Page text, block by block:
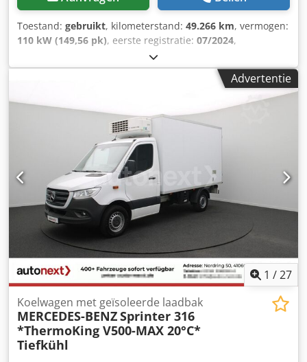
Toestand: gebruikt, kilometerstand: 49.266 km, vermogen:
110 kW (149,56 pk), eerste registratie: 07/2024,
, asconfiguratie:
mm, brandstof:diesel, soort overbrenging:mechanisch,
Euro 6 , aantal
, totale breedte:
, totale hoogte:2.400 mm, laadruimte lengte:
, laadruimtebreedte: 1.560 mm,
laadruimtehoogte:1.700 mm, Bouwjaar:
airbag, airconditioning, bekrachtigde besturing, centrale
vergrendeling, cruise control, elektrisch verstelbare
spiegel, start-stop systeem
, = Extra opties en accessoires
= - 12-volt stopcontact - Airbag voor de passagier - Airbag
voor de bestuurder - Radio = Verdere informatie =
Dcsdpfxezga Tue Al Rok Aantal cilinders: 4 Motorinhoud:
2.299 cc Leeggewicht: 2.381 kg Laadvermogen: 1.119 kg
Maximaal toegestaan gewicht: 3.500 kg Koelmotor:
elektrisch Kenteken: V-80-PZJ Fabrikant: RG Waalwijk,
Havenweg 15, 5145NJ WAALWIJK, NL, robert.
Advertentie
1 /27
Koelwagen met geïsoleerde laadbak
MERCEDES-BENZSprinter 316
*ThermoKing V500-MAX 20°C*
Tiefkühl